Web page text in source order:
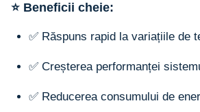
⭐ Beneficii cheie:
✅ Răspuns rapid la variațiile de
✅ Creșterea performanței
✅ Reducerea consumului de